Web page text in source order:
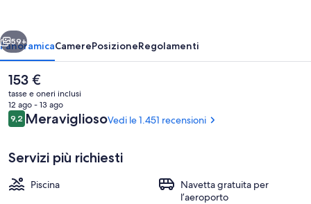
Barcelona
Airport
Ristorante
Avanti
59+
PanoramicaCamerePosizioneRegolamenti
Il
prezzo
attuale
è
153 €
153 €
tasse e oneri inclusi
12 ago - 13 ago
Recensioni
9,29,2 su 10
MeravigliosoVedi le 1.451 recensioni
Servizi più richiesti
Piscina
Navetta gratuita per
l’aeroporto